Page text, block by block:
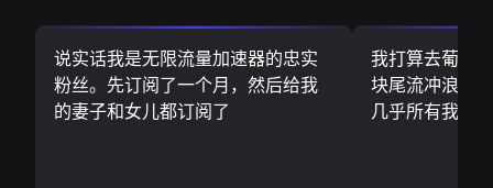
说实话我是无限流量加速器的忠实
粉丝。先订阅了一个月，然后给我
的妻子和女儿都订阅了
我打算去葡萄
块尾流冲浪板
几乎所有我需